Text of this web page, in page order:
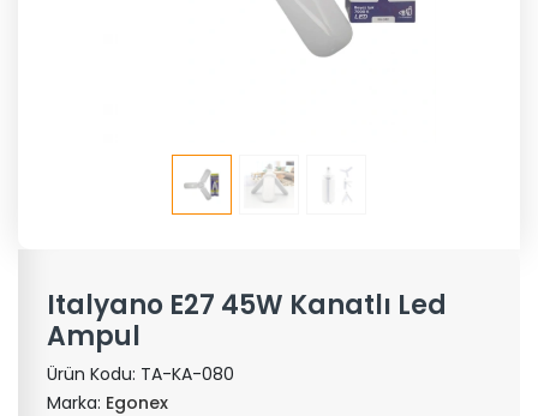
Italyano E27 45W Kanatlı Led
Ampul
Ürün Kodu: TA-KA-080
Marka: Egonex